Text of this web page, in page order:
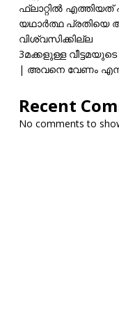
ഫ്ലാറ്റിൽ എത്തിയത്
യഥാർത്ഥ പ്രതിയെ
വിശ്വസിക്കില്ല
3മക്കളുള്ള
| അവനെ വേണം
Recent
No comments to